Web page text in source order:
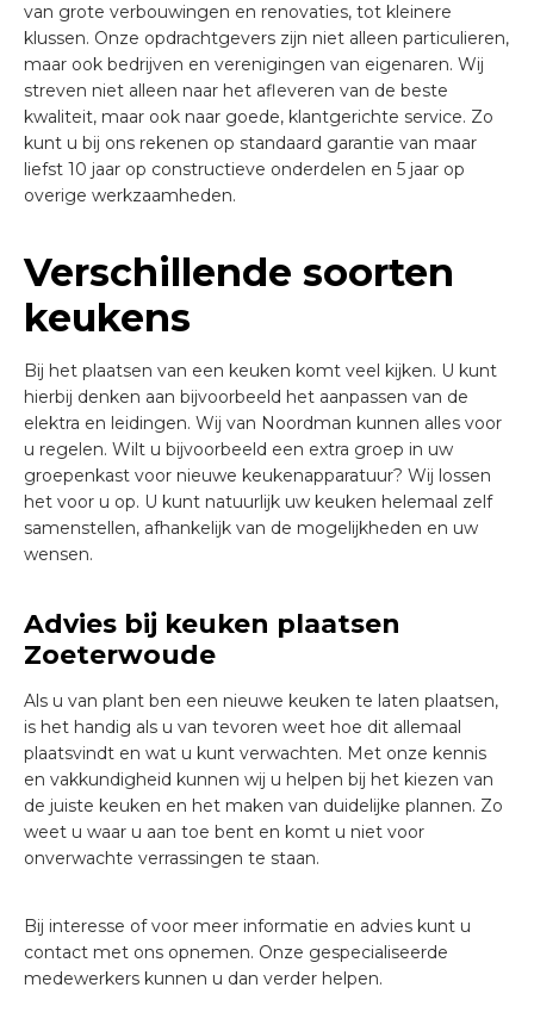
van grote verbouwingen en renovaties, tot kleinere
klussen. Onze opdrachtgevers zijn niet alleen particulieren,
maar ook bedrijven en verenigingen van eigenaren. Wij
streven niet alleen naar het afleveren van de beste
kwaliteit, maar ook naar goede, klantgerichte service. Zo
kunt u bij ons rekenen op standaard garantie van maar
liefst 10 jaar op constructieve onderdelen en 5 jaar op
overige werkzaamheden.
Verschillende soorten
keukens
Bij het plaatsen van een keuken komt veel kijken. U kunt
hierbij denken aan bijvoorbeeld het aanpassen van de
elektra en leidingen. Wij van Noordman kunnen alles voor
u regelen. Wilt u bijvoorbeeld een extra groep in uw
groepenkast voor nieuwe keukenapparatuur? Wij lossen
het voor u op. U kunt natuurlijk uw keuken helemaal zelf
samenstellen, afhankelijk van de mogelijkheden en uw
wensen.
Advies bij keuken plaatsen
Zoeterwoude
Als u van plant ben een nieuwe keuken te laten plaatsen,
is het handig als u van tevoren weet hoe dit allemaal
plaatsvindt en wat u kunt verwachten. Met onze kennis
en vakkundigheid kunnen wij u helpen bij het kiezen van
de juiste keuken en het maken van duidelijke plannen. Zo
weet u waar u aan toe bent en komt u niet voor
onverwachte verrassingen te staan.
Bij interesse of voor meer informatie en advies kunt u
contact met ons opnemen. Onze gespecialiseerde
medewerkers kunnen u dan verder helpen.